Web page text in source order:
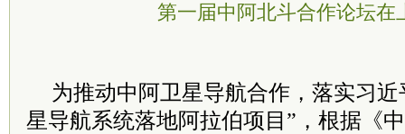
第一届中阿北斗合作论坛在
为推动中阿卫星导航合作，落实习
星导航系统落地阿拉伯项目”，根据《